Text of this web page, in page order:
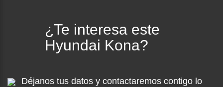
¿Te interesa este
Hyundai Kona?
Déjanos tus datos y contactaremos contigo lo